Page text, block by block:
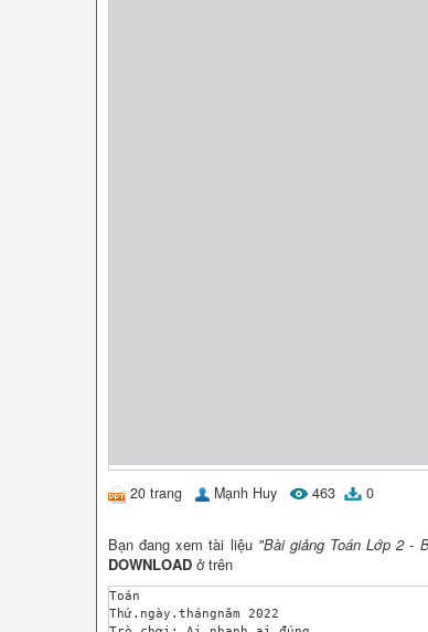
20 trang Mạnh Huy 463 0
Bạn đang xem tài liệu "Bài giảng Toán Lớp 2 -
DOWNLOAD ở trên
Toán
Thứ.ngày.thángnăm 2022